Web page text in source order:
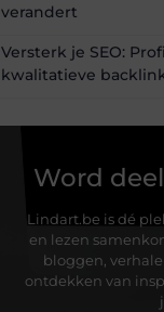
verandert
Versterk je SEO:
kwalitatieve
Word
Lindart.be is dé
en lezen
bloggen,
ontdekken van